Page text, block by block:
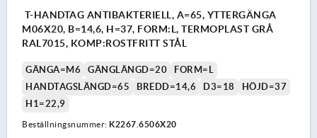
T-HANDTAG ANTIBAKTERIELL, A=65, YTTERGÄNGA
M06X20, B=14,6, H=37, FORM:L, TERMOPLAST GRÅ
RAL7015, KOMP:ROSTFRITT STÅL
GÄNGA=M6 GÄNGLÄNGD=20
FORM=L
HANDTAGSLÄNGD=65
BREDD=14,6 D3=18
HÖJD=37
H1=22,9
Beställningsnummer: K2267.6506X20